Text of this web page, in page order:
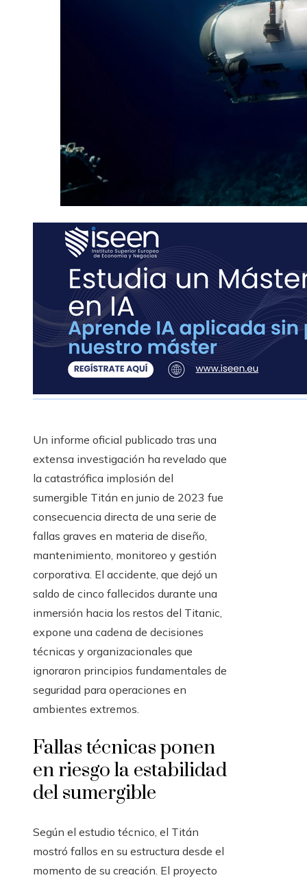
Un informe oficial publicado tras una
extensa investigación ha revelado que
la catastrófica implosión del
sumergible Titán en junio de 2023 fue
consecuencia directa de una serie de
fallas graves en materia de diseño,
mantenimiento, monitoreo y gestión
corporativa. El accidente, que dejó un
saldo de cinco fallecidos durante una
inmersión hacia los restos del Titanic,
expone una cadena de decisiones
técnicas y organizacionales que
ignoraron principios fundamentales de
seguridad para operaciones en
ambientes extremos.
Fallas técnicas ponen
en riesgo la estabilidad
del sumergible
Según el estudio técnico, el Titán
mostró fallos en su estructura desde el
momento de su creación. El proyecto